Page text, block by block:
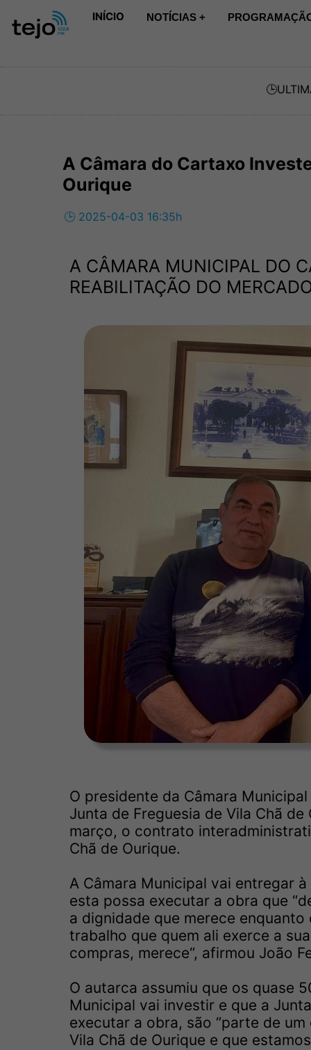
INÍCIO NOTÍCIAS +
🕒
A Câmara do Cartaxo
Ourique
🕒 2025-04-03 16:35h
A CÂMARA MUNICIPAL DO
REABILITAÇÃO DO
O presidente da Câmara
Junta de Freguesia de Vila Chã
março, o contrato
Chã de Ourique.
A Câmara Municipal vai entregar
esta possa executar a obra que
a dignidade que merece
trabalho que quem ali exerce a
compras, merece“, afirmou João
O autarca assumiu que os quase
Municipal vai investir e que a
executar a obra, são “parte de
Vila Chã de Ourique e que